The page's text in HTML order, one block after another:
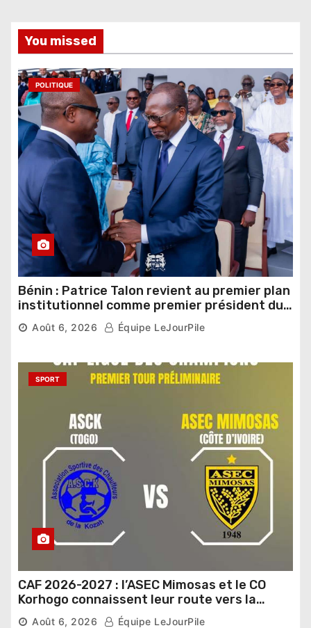
You missed
POLITIQUE
Bénin : Patrice Talon revient au premier plan
institutionnel comme premier président du
Sénat
Août 6, 2026 Équipe LeJourPile
SPORT
CAF 2026-2027 : l’ASEC Mimosas et le CO
Korhogo connaissent leur route vers la
phase de groupes
Août 6, 2026 Équipe LeJourPile